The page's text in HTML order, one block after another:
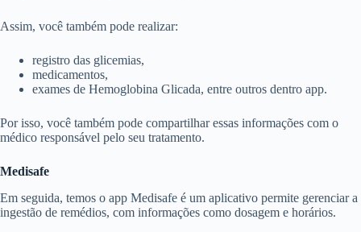
Assim, você também pode realizar:
registro das glicemias,
medicamentos,
exames de Hemoglobina Glicada, entre outros dentro app.
Por isso, você também pode compartilhar essas informações com o
médico responsável pelo seu tratamento.
Medisafe
Em seguida, temos o app Medisafe é um aplicativo permite gerenciar a
ingestão de remédios, com informações como dosagem e horários.